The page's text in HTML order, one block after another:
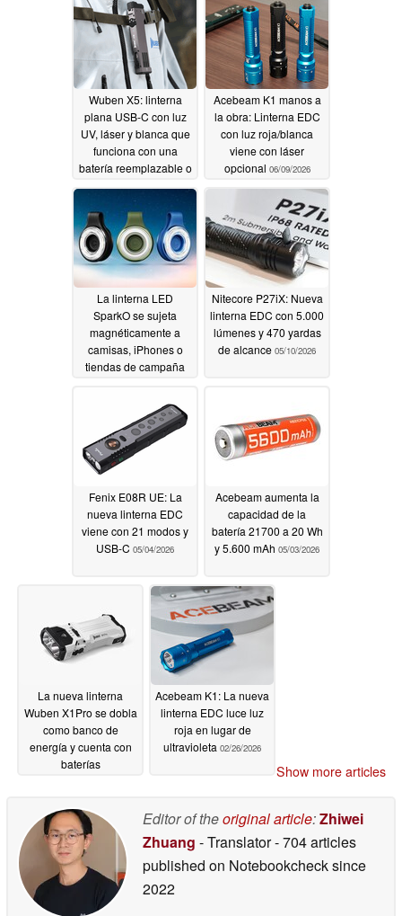
Wuben X5: linterna
plana USB-C con luz
UV, láser y blanca que
funciona con una
batería reemplazable o
pilas AAA06/10/2026
Acebeam K1 manos a
la obra: Linterna EDC
con luz roja/blanca
viene con láser
opcional 06/09/2026
La linterna LED
SparkO se sujeta
magnéticamente a
camisas, iPhones o
tiendas de campaña
Nitecore P27iX: Nueva
linterna EDC con 5.000
lúmenes y 470 yardas
de alcance 05/10/2026
Fenix E08R UE: La
nueva linterna EDC
viene con 21 modos y
USB-C 05/04/2026
Acebeam aumenta la
capacidad de la
batería 21700 a 20 Wh
y 5.600 mAh 05/03/2026
La nueva linterna
Wuben X1Pro se dobla
como banco de
energía y cuenta con
baterías
Acebeam K1: La nueva
linterna EDC luce luz
roja en lugar de
ultravioleta 02/26/2026
Show more articles
Editor of theoriginal article:Zhiwei
Zhuang - Translator- 704 articles
published on Notebookchecksince
2022